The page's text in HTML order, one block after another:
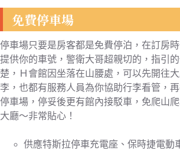
免費停車場
停車場只要是房客都是免費停泊，在訂房
提供你的車號，警衛大哥超親切的，指引
楚，Ｈ會館因坐落在山腰處，可以先開往
李，也都有服務人員為你協助行李看管，
停車場，停妥後更有館內接駁車，免爬山
大廳～非常貼心！
供應特斯拉停車充電座、保時捷電動